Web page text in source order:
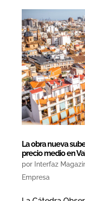
La obra nueva
precio medio en
por Interfaz
Empresa